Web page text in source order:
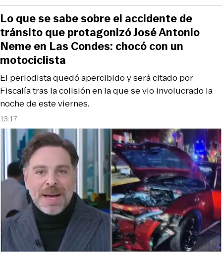
13:17
El periodista quedó apercibido y será citado por
Fiscalía tras la colisión en la que se vio involucrado la
noche de este viernes.
Lo que se sabe sobre el accidente de
tránsito que protagonizó José Antonio
Neme en Las Condes: chocó con un
motociclista